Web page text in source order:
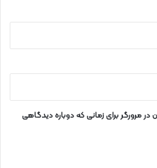
مرورگر برای زمانی که دوباره دیدگاهی